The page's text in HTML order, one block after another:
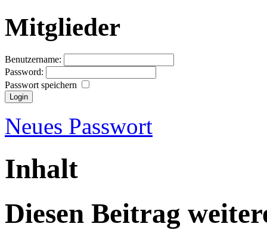
Mitglieder
Benutzername:
Password:
Passwort speichern
Neues Passwort
Inhalt
Diesen Beitrag